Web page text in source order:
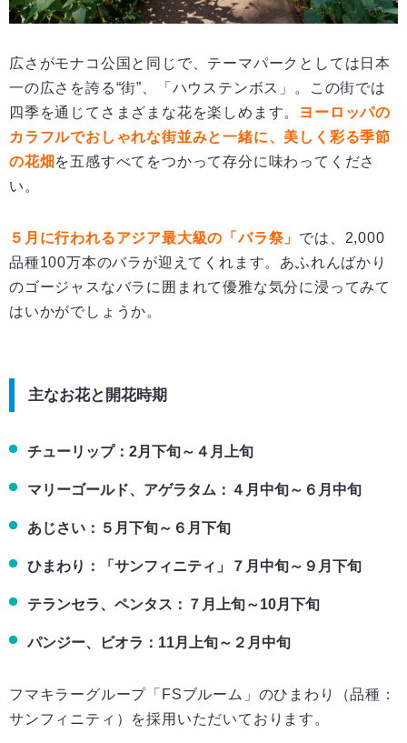
広さがモナコ公国と同じで、テーマパークとしては日本
一の広さを誇る“街”、「ハウステンボス」。この街では
四季を通じてさまざまな花を楽しめます。
ヨーロッパの
カラフルでおしゃれな街並みと一緒に、美しく彩る季節
の花畑 を五感すべてをつかって存分に味わってくださ
い。
５月に行われるアジア最大級の「バラ祭」 では、2,000
品種100万本のバラが迎えてくれます。あふれんばかり
のゴージャスなバラに囲まれて優雅な気分に浸ってみて
はいかがでしょうか。
主なお花と開花時期
チューリップ：2月下旬～４月上旬
マリーゴールド、アゲラタム：４月中旬～６月中旬
あじさい：５月下旬～６月下旬
ひまわり：「サンフィニティ」７月中旬～９月下旬
テランセラ、ペンタス：７月上旬～10月下旬
パンジー、ビオラ：11月上旬～２月中旬
フマキラーグループ「FSブルーム」のひまわり（品種：
サンフィニティ）を採用いただいております。